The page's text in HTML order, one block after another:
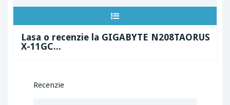
Lasa o recenzie la GIGABYTE N208TAORUS
X-11GC...
Recenzie